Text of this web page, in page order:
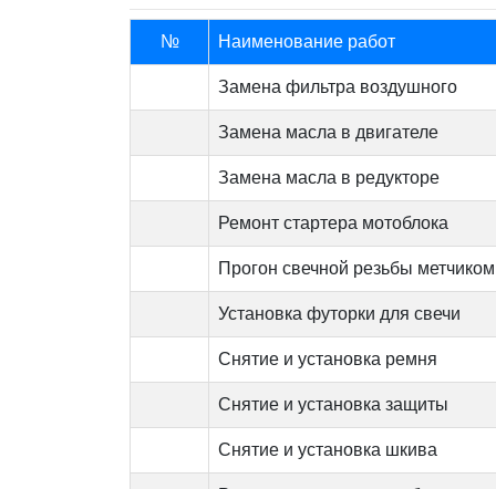
№ Наименование работ
Замена фильтра воздушного
Замена масла в двигателе
Замена масла в редукторе
Ремонт стартера мотоблока
Прогон свечной резьбы метчиком
Установка футорки для свечи
Снятие и установка ремня
Снятие и установка защиты
Снятие и установка шкива